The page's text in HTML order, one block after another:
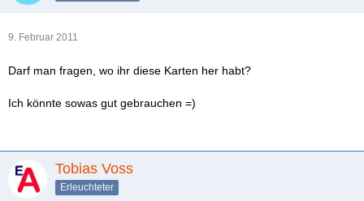
9. Februar 2011
Darf man fragen, wo ihr diese Karten her habt?
Ich könnte sowas gut gebrauchen =)
Tobias Voss
Erleuchteter